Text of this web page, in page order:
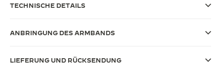
TECHNISCHE DETAILS
ANBRINGUNG DES ARMBANDS
LIEFERUNG UND RÜCKSENDUNG